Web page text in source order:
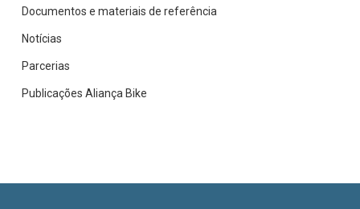
Documentos e materiais de referência
Notícias
Parcerias
Publicações Aliança Bike